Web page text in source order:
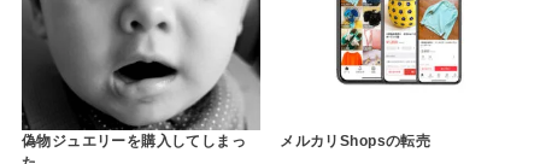
偽物ジュエリーを購入してしまっ
メルカリShopsの転売